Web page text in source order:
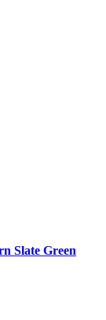
Slate Green